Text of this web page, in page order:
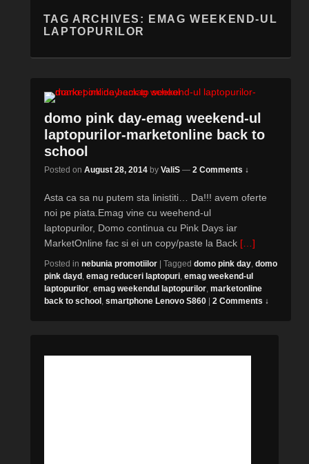
TAG ARCHIVES:
EMAG WEEKEND-UL
LAPTOPURILOR
domo pink day-emag weekend-ul
laptopurilor-marketonline back to
school
Posted on August 28, 2014 by ValiS — 2 Comments ↓
Asta ca sa nu putem sta linistiti… Da!!! avem oferte
noi pe piata.Emag vine cu weehend-ul
laptopurilor, Domo continua cu Pink Days iar
MarketOnline fac si ei un copy/paste la Back […]
Posted in nebunia promotiilor Tagged domo pink day, domo
pink dayd , emag reduceri laptopuri, emag weekend-ul
laptopurilor, emag weekendul laptopurilor, marketonline
back to school , smartphone Lenovo S860 2 Comments ↓